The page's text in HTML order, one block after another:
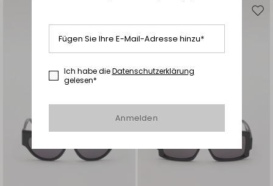
die
Wunschliste
Auf
Fügen Sie Ihre E-Mail-Adresse hinzu*
Ich habe dieDatenschutzerklärung
gelesen*
Anmelden